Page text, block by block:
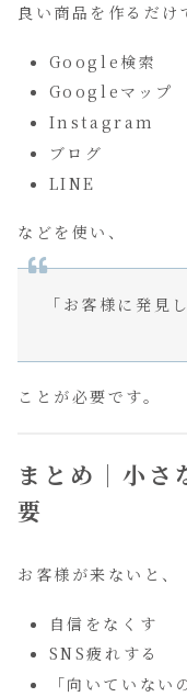
良い商品を作るだけ
Google検索
Googleマップ
Instagram
ブログ
LINE
などを使い、
「お客様に発見
ことが必要です。
まとめ｜小さ
要
お客様が来ないと、
自信をなくす
SNS疲れする
「向いていない